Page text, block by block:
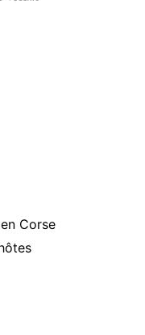
Corse